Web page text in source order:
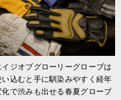
イジオブグローリーグローブは
込むと手に馴染みやすく経年
で渋みも出せる春夏グローブ